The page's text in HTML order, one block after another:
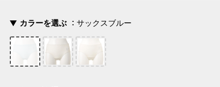
カラーを選ぶ サックスブルー